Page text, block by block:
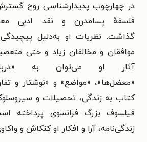
در چهارچوب پدیدارشناسی روح
فلسفه‌ٔ پسامدرن و نقد ادبی
گذاشت. نظریات او به‌دلیل
موافقان و مخالفان زیاد و حتی
آثار او می‌توان به «
«معضل‌ها»، «مواضع» و «نوشتار ‌و
کتاب به زندگی، تحصیلات و
فیلسوف بزرگ فرانسوی پرداخته
زندگی‌نامه، آرا و افکار او کنکاش و